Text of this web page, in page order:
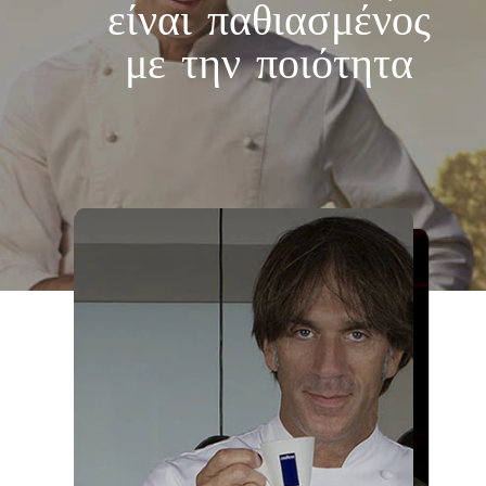
είναι παθιασμένος
με την ποιότητα